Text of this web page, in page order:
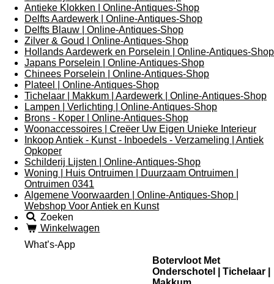
Antieke Klokken | Online-Antiques-Shop
Delfts Aardewerk | Online-Antiques-Shop
Delfts Blauw | Online-Antiques-Shop
Zilver & Goud | Online-Antiques-Shop
Hollands Aardewerk en Porselein | Online-Antiques-Shop
Japans Porselein | Online-Antiques-Shop
Chinees Porselein | Online-Antiques-Shop
Plateel | Online-Antiques-Shop
Tichelaar | Makkum | Aardewerk | Online-Antiques-Shop
Lampen | Verlichting | Online-Antiques-Shop
Brons - Koper | Online-Antiques-Shop
Woonaccessoires | Creëer Uw Eigen Unieke Interieur
Inkoop Antiek - Kunst - Inboedels - Verzameling | Antiek
Opkoper
Schilderij Lijsten | Online-Antiques-Shop
Woning | Huis Ontruimen | Duurzaam Ontruimen |
Ontruimen 0341
Algemene Voorwaarden | Online-Antiques-Shop |
Webshop Voor Antiek en Kunst
Zoeken
Winkelwagen
What’s-App
Botervloot Met
Onderschotel | Tichelaar |